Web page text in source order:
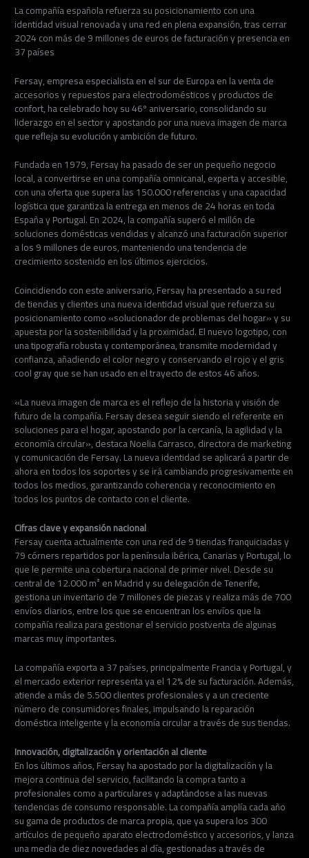
La compañía española refuerza su posicionamiento con una
identidad visual renovada y una red en plena expansión, tras cerrar
2024 con más de 9 millones de euros de facturación y presencia en
37 países
Fersay, empresa especialista en el sur de Europa en la venta de
accesorios y repuestos para electrodomésticos y productos de
confort, ha celebrado hoy su 46º aniversario, consolidando su
liderazgo en el sector y apostando por una nueva imagen de marca
que refleja su evolución y ambición de futuro.
Fundada en 1979, Fersay ha pasado de ser un pequeño negocio
local, a convertirse en una compañía omnicanal, experta y accesible,
con una oferta que supera las 150.000 referencias y una capacidad
logística que garantiza la entrega en menos de 24 horas en toda
España y Portugal. En 2024, la compañía superó el millón de
soluciones domésticas vendidas y alcanzó una facturación superior
a los 9 millones de euros, manteniendo una tendencia de
crecimiento sostenido en los últimos ejercicios.
Coincidiendo con este aniversario, Fersay ha presentado a su red
de tiendas y clientes una nueva identidad visual que refuerza su
posicionamiento como «solucionador de problemas del hogar» y su
apuesta por la sostenibilidad y la proximidad. El nuevo logotipo, con
una tipografía robusta y contemporánea, transmite modernidad y
confianza, añadiendo el color negro y conservando el rojo y el gris
cool gray que se han usado en el trayecto de estos 46 años.
«La nueva imagen de marca es el reflejo de la historia y visión de
futuro de la compañía. Fersay desea seguir siendo el referente en
soluciones para el hogar, apostando por la cercanía, la agilidad y la
economía circular», destaca Noelia Carrasco, directora de marketing
y comunicación de Fersay. La nueva identidad se aplicará a partir de
ahora en todos los soportes y se irá cambiando progresivamente en
todos los medios, garantizando coherencia y reconocimiento en
todos los puntos de contacto con el cliente.
Cifras clave y expansión nacional
Fersay cuenta actualmente con una red de 9 tiendas franquiciadas y
79 córners repartidos por la península ibérica, Canarias y Portugal, lo
que le permite una cobertura nacional de primer nivel. Desde su
central de 12.000 m² en Madrid y su delegación de Tenerife,
gestiona un inventario de 7 millones de piezas y realiza más de 700
envíos diarios, entre los que se encuentran los envíos que la
compañía realiza para gestionar el servicio postventa de algunas
marcas muy importantes.
La compañía exporta a 37 países, principalmente Francia y Portugal, y
el mercado exterior representa ya el 12% de su facturación. Además,
atiende a más de 5.500 clientes profesionales y a un creciente
número de consumidores finales, impulsando la reparación
doméstica inteligente y la economía circular a través de sus tiendas.
Innovación, digitalización y orientación al cliente
En los últimos años, Fersay ha apostado por la digitalización y la
mejora continua del servicio, facilitando la compra tanto a
profesionales como a particulares y adaptándose a las nuevas
tendencias de consumo responsable. La compañía amplía cada año
su gama de productos de marca propia, que ya supera los 300
artículos de pequeño aparato electrodoméstico y accesorios, y lanza
una media de diez novedades al día, gestionadas a través de